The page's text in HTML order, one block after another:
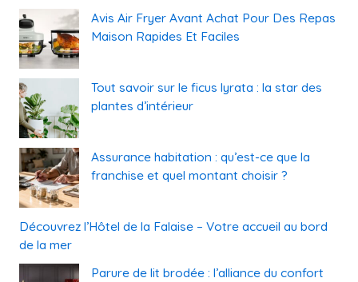
Avis Air Fryer Avant Achat Pour Des Repas
Maison Rapides Et Faciles
Tout savoir sur le ficus lyrata : la star des
plantes d’intérieur
Assurance habitation : qu’est-ce que la
franchise et quel montant choisir ?
Découvrez l’Hôtel de la Falaise – Votre accueil au bord
de la mer
Parure de lit brodée : l’alliance du confort